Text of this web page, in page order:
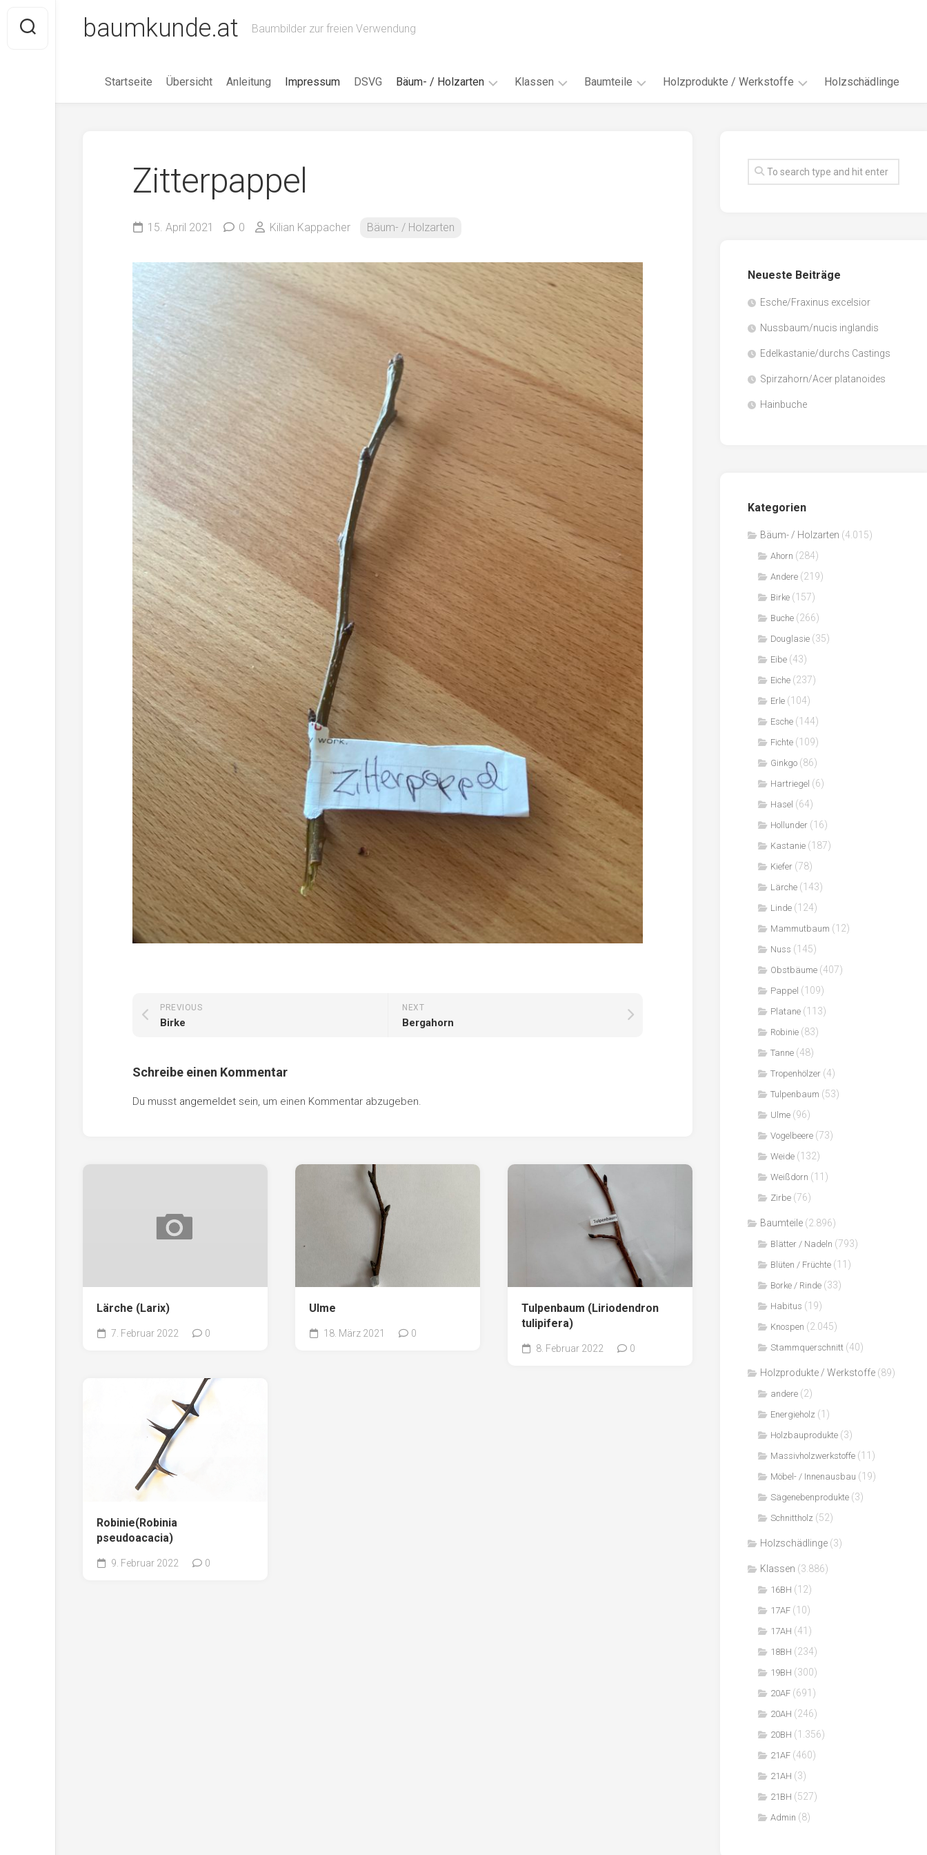
content
baumkunde.at Baumbilder zur freien Verwendung
Startseite Übersicht Anleitung Impressum DSVG Bäum- / Holzarten
Eibe
Eiche
Esche
Fichte
Ginkgo
Hartriegel
Hasel
Hollunder
Kastanie
Kiefer
Lärche
Linde
Mammutbaum
Nuss
Pappel
Platane
Robinie
Tanne
Tulpenbaum
Ulme
Weide
Weißdorn
Zirbe
Andere
Klassen
18AH
18BH
19AF
19AH
19BH
20AF
20AH
20BH
Admin
Baumteile
Knospen
Habitus
Holzprodukte / Werkstoffe
Faserwerkstoffe
Sägenebenprodukte
Holzschädlinge
Zitterpappel
15. April 2021 0 Kilian Kappacher Bäum- / Holzarten
NEXT
Bergahorn
PREVIOUS
Birke
Schreibe einen Kommentar
Du musst angemeldet sein, um einen Kommentar abzugeben.
Lärche (Larix)
7. Februar 2022 0
Ulme
18. März 2021 0
Tulpenbaum (Liriodendron
tulipifera)
8. Februar 2022 0
Robinie(Robinia
pseudoacacia)
9. Februar 2022 0
Neueste Beiträge
Esche/Fraxinus excelsior
Nussbaum/nucis inglandis
Edelkastanie/durchs Castings
Spirzahorn/Acer platanoides
Hainbuche
Kategorien
Bäum- / Holzarten (4.015)
Ahorn (284)
Andere (219)
Birke (157)
Buche (266)
Douglasie (35)
Eibe (43)
Eiche (237)
Erle (104)
Esche (144)
Fichte (109)
Ginkgo (86)
Hartriegel (6)
Hasel (64)
Hollunder (16)
Kastanie (187)
Kiefer (78)
Lärche (143)
Linde (124)
Mammutbaum (12)
Nuss (145)
Obstbäume (407)
Pappel (109)
Platane (113)
Robinie (83)
Tanne (48)
Tropenhölzer (4)
Tulpenbaum (53)
Ulme (96)
Vogelbeere (73)
Weide (132)
Weißdorn (11)
Zirbe (76)
Baumteile (2.896)
Blätter / Nadeln (793)
Blüten / Früchte (11)
Borke / Rinde (33)
Habitus (19)
Knospen (2.045)
Stammquerschnitt (40)
Holzprodukte / Werkstoffe (89)
andere (2)
Energieholz (1)
Holzbauprodukte (3)
Massivholzwerkstoffe (11)
Möbel- / Innenausbau (19)
Sägenebenprodukte (3)
Schnittholz (52)
Holzschädlinge (3)
Klassen (3.886)
16BH (12)
17AF (10)
17AH (41)
18BH (234)
19BH (300)
20AF (691)
20AH (246)
20BH (1.356)
21AF (460)
21AH (3)
21BH (527)
Admin (8)